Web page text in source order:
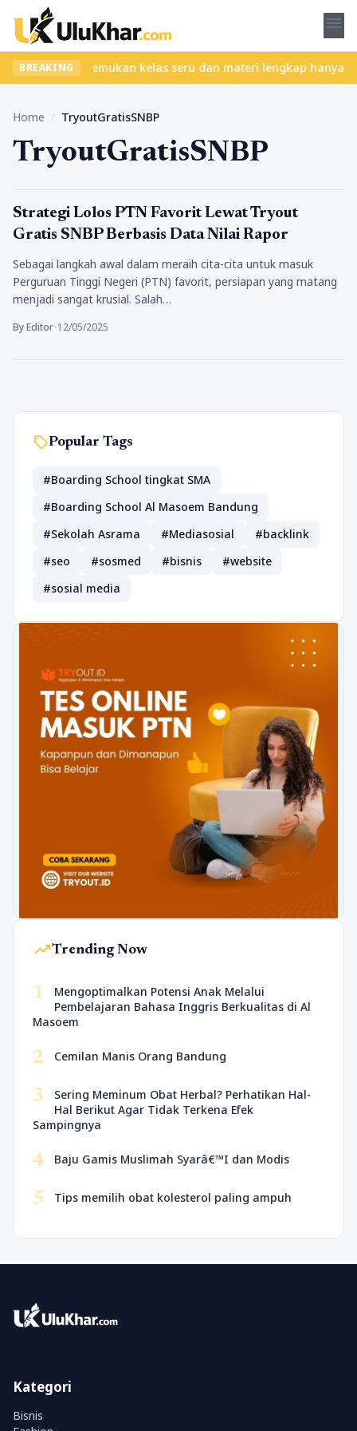
menu
BREAKING
ribet? Temukan kelas seru dan materi lengkap hanya di
Home / TryoutGratisSNBP
TryoutGratisSNBP
Pendidikan
Strategi Lolos PTN Favorit Lewat Tryout
Gratis SNBP Berbasis Data Nilai Rapor
Sebagai langkah awal dalam meraih cita-cita untuk masuk
Perguruan Tinggi Negeri (PTN) favorit, persiapan yang matang
menjadi sangat krusial. Salah…
By Editor•12/05/2025
sellPopular Tags
#Boarding School tingkat SMA
#Boarding School Al Masoem Bandung
#Sekolah Asrama
#Mediasosial
#backlink
#seo
#sosmed #bisnis
#website
#sosial media
trending_upTrending Now
1
Mengoptimalkan Potensi Anak Melalui
Pembelajaran Bahasa Inggris Berkualitas di Al
Masoem
2 Cemilan Manis Orang Bandung
3
Sering Meminum Obat Herbal? Perhatikan Hal-
Hal Berikut Agar Tidak Terkena Efek
Sampingnya
4 Baju Gamis Muslimah Syarâ€™I dan Modis
5 Tips memilih obat kolesterol paling ampuh
Kategori
Bisnis